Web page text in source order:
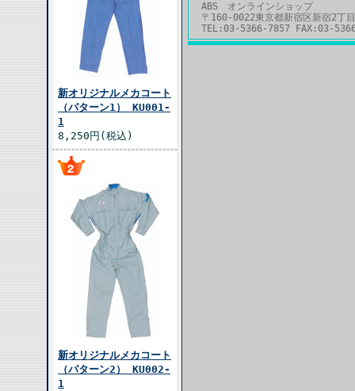
新オリジナルメカコート
（パターン1） KU001-
1
8,250円(税込)
新オリジナルメカコート
（パターン2） KU002-
1
ABS オンラインショップ
〒160-0022東京都新宿区新宿2丁
TEL:03-5366-7857 FAX:03-